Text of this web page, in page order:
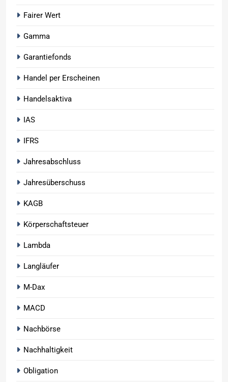
Fairer Wert
Gamma
Garantiefonds
Handel per Erscheinen
Handelsaktiva
IAS
IFRS
Jahresabschluss
Jahresüberschuss
KAGB
Körperschaftsteuer
Lambda
Langläufer
M-Dax
MACD
Nachbörse
Nachhaltigkeit
Obligation